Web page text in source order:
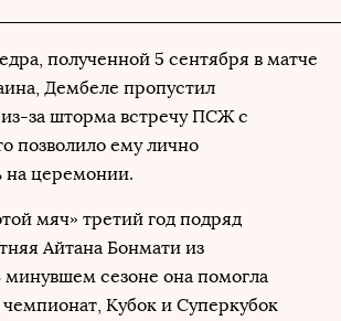
полученной 5 сентября в матче
Дембеле пропустил
за шторма встречу ПСЖ с
позволило ему лично
на церемонии.
мяч» третий год подряд
Айтана Бонмати из
минувшем сезоне она помогла
чемпионат, Кубок и Суперкубок